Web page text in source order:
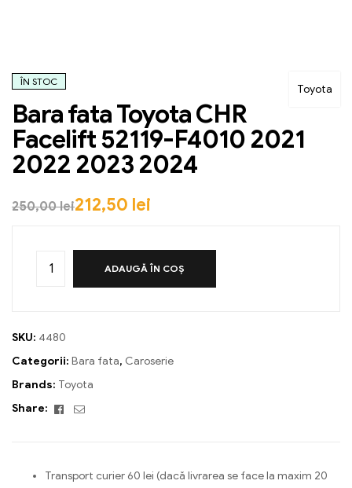
Toyota
ÎN STOC
Bara fata Toyota CHR
Facelift 52119-F4010 2021
2022 2023 2024
250,00lei212,50 lei
ADAUGĂ ÎN COȘ
SKU: 4480
Categorii: Bara fata, Caroserie
Brands: Toyota
Share:
Facebook
Email
Transport curier 60 lei (dacă livrarea se face la maxim 20